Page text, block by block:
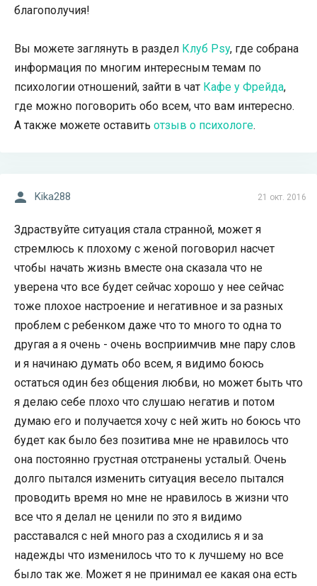
благополучия!
Вы можете заглянуть в раздел Клуб Psy, где собрана
информация по многим интересным темам по
психологии отношений, зайти в чат Кафе у Фрейда,
где можно поговорить обо всем, что вам интересно.
А также можете оставить отзыв о психологе.
21 окт. 2016
Kika288
Здраствуйте ситуация стала странной, может я
стремлюсь к плохому с женой поговорил насчет
чтобы начать жизнь вместе она сказала что не
уверена что все будет сейчас хорошо у нее сейчас
тоже плохое настроение и негативное и за разных
проблем с ребенком даже что то много то одна то
другая а я очень - очень восприимчив мне пару слов
и я начинаю думать обо всем, я видимо боюсь
остаться один без общения любви, но может быть что
я делаю себе плохо что слушаю негатив и потом
думаю его и получается хочу с ней жить но боюсь что
будет как было без позитива мне не нравилось что
она постоянно грустная отстранены усталый. Очень
долго пытался изменить ситуация весело пытался
проводить время но мне не нравилось в жизни что
все что я делал не ценили по это я видимо
расставался с ней много раз а сходились я и за
надежды что изменилось что то к лучшему но все
было так же. Может я не принимал ее какая она есть